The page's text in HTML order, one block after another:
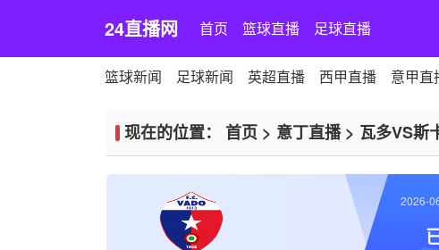
24直播网 首页 篮球直播 足球直播
篮球新闻 足球新闻 英超直播 西甲直播 意甲直
现在的位置： 首页 > 意丁直播> 瓦多VS斯
2026-